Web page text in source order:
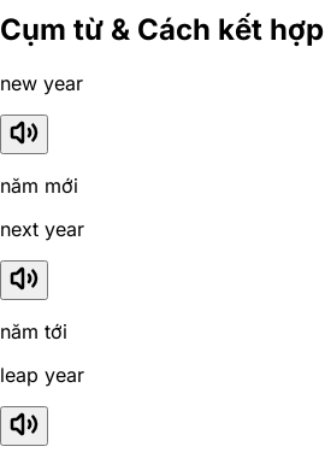
Cụm từ & Cách kết hợp
new year
năm mới
next year
năm tới
leap year